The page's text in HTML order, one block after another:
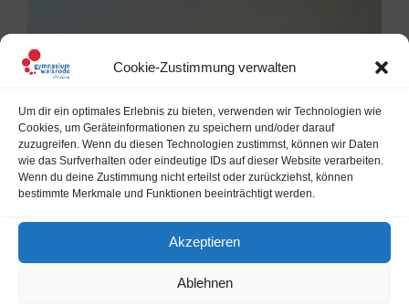
Cookie-Zustimmung verwalten
Um dir ein optimales Erlebnis zu bieten, verwenden wir Technologien wie
Cookies, um Geräteinformationen zu speichern und/oder darauf
zuzugreifen. Wenn du diesen Technologien zustimmst, können wir Daten
wie das Surfverhalten oder eindeutige IDs auf dieser Website verarbeiten.
Wenn du deine Zustimmung nicht erteilst oder zurückziehst, können
bestimmte Merkmale und Funktionen beeinträchtigt werden.
Akzeptieren
Ablehnen